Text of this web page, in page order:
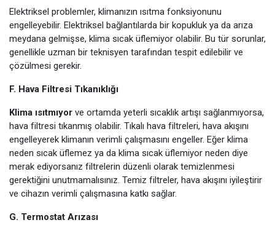
Elektriksel problemler, klimanızın ısıtma fonksiyonunu
engelleyebilir. Elektriksel bağlantılarda bir kopukluk ya da arıza
meydana gelmişse, klima sıcak üflemiyor olabilir. Bu tür sorunlar,
genellikle uzman bir teknisyen tarafından tespit edilebilir ve
çözülmesi gerekir.
F. Hava Filtresi Tıkanıklığı
Klima ısıtmıyor ve ortamda yeterli sıcaklık artışı sağlanmıyorsa,
hava filtresi tıkanmış olabilir. Tıkalı hava filtreleri, hava akışını
engelleyerek klimanın verimli çalışmasını engeller. Eğer klima
neden sıcak üflemez ya da klima sıcak üflemiyor neden diye
merak ediyorsanız filtrelerin düzenli olarak temizlenmesi
gerektiğini unutmamalısınız. Temiz filtreler, hava akışını iyileştirir
ve cihazın verimli çalışmasına katkı sağlar.
G. Termostat Arızası